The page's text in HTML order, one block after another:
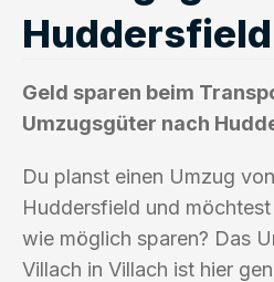
Huddersfield
Geld sparen beim
Umzugsgüter nach
Du planst einen Umzug
Huddersfield und
wie möglich sparen? Das
Villach in Villach ist hier